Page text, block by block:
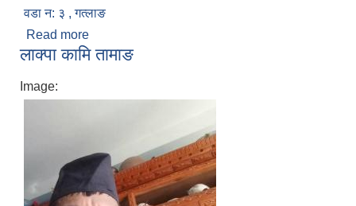
वडा न: ३ , गत्लाङ
Read more
लाक्पा कामि तामाङ
Image: